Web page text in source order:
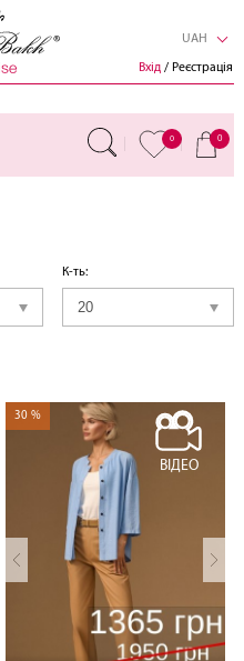
UAH
0 0
Вхід / Реєстрація
К-ть:
30 %
ВІДЕО